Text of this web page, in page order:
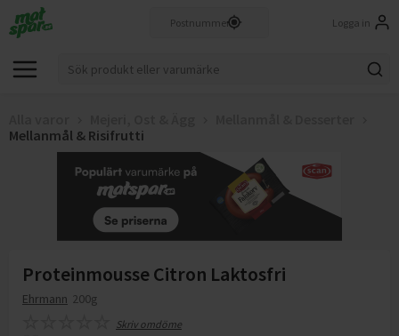
Logga in
Mellanmål & Risifrutti
Proteinmousse Citron Laktosfri
Ehrmann 200g
Skriv omdöme